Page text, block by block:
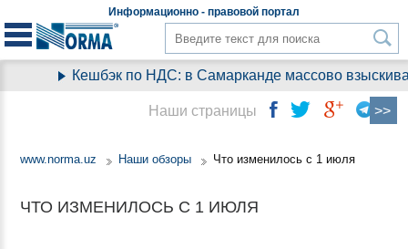
Информационно - правовой портал
Кешбэк по НДС: в Самарканде массово
www.norma.uz Наши обзоры Что изменилось с 1 июля
ЧТО ИЗМЕНИЛОСЬ С 1 ИЮЛЯ
Наши страницы